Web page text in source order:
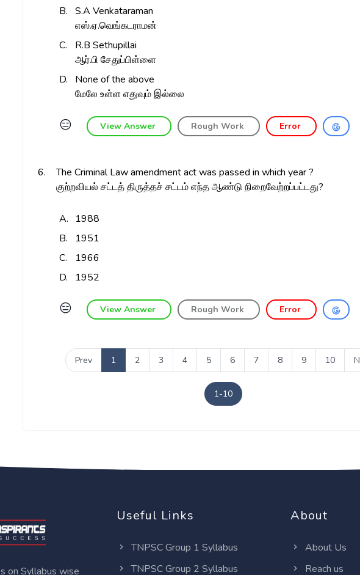
B.
S.A Venkataraman
எஸ்.ஏ.வெங்கடராமன்
C.
R.B Sethupillai
ஆர்.பி சேதுப்பிள்ளை
D.
None of the above
மேலே உள்ள எதுவும் இல்லை
😑 View Answer Rough Work Error
6.
The Criminal Law amendment act was passed in which year ?
குற்றவியல் சட்டத் திருத்தச் சட்டம் எந்த ஆண்டு நிறைவேற்றப்பட்டது?
A.
1988
B.
1951
C.
1966
D.
1952
😑 View Answer Rough Work Error
Prev 1 2 3 4 5 6 7 8 9 10
1-10
on Syllabus wise
Useful Links
TNPSC Group 1 Syllabus
TNPSC Group 2 Syllabus
About
About Us
Reach us